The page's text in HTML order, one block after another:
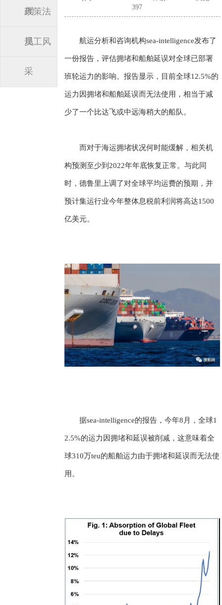
闻
政策法
规
员工风
采
397
航运分析和咨询机构sea-intelligence发布了
一份报告，评估拥堵和船舶延误对全球已部署
班轮运力的影响。报告显示，目前全球12.5%的
运力因拥堵和船舶延误而无法使用，相当于减
少了一个比达飞或中远海稍大的船队。
而对于海运拥堵状况何时能缓解，相关机
构预测至少到2022年年底恢复正常。与此同
时，德鲁里上调了对全球平均运费的预期，并
预计集运行业今年整体息税前利润将高达1500
亿美元。
据sea-intelligence的报告，今年8月，全球1
2.5%的运力因拥堵和延误被削减，这意味着全
球310万teu的船舶运力由于拥堵和延误而无法使
用。